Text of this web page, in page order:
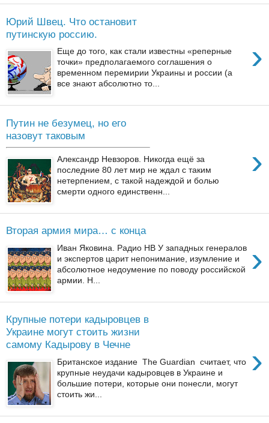
Юрий Швец. Что остановит
путинскую россию.
›
Еще до того, как стали известны «реперные
точки» предполагаемого соглашения о
временном перемирии Украины и россии (а
все знают абсолютно то...
Путин не безумец, но его
назовут таковым
›
Александр Невзоров. Никогда ещё за
последние 80 лет мир не ждал с таким
нетерпением, с такой надеждой и болью
смерти одного единственн...
Вторая армия мира… с конца
›
Иван Яковина. Радио НВ У западных генералов
и экспертов царит непонимание, изумление и
абсолютное недоумение по поводу российской
армии. Н...
Крупные потери кадыровцев в
Украине могут стоить жизни
самому Кадырову в Чечне
›
Британское издание The Guardian считает, что
крупные неудачи кадыровцев в Украине и
большие потери, которые они понесли, могут
стоить жи...